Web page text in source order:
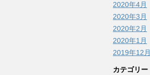
2020年4月
2020年3月
2020年2月
2020年1月
2019年12月
カテゴリー